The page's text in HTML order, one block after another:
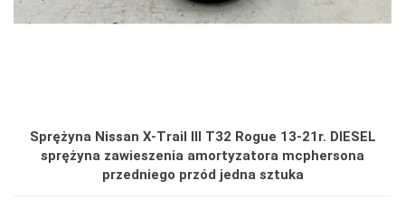
Sprężyna Nissan X-Trail III T32 Rogue 13-21r. DIESEL
sprężyna zawieszenia amortyzatora mcphersona
przedniego przód jedna sztuka